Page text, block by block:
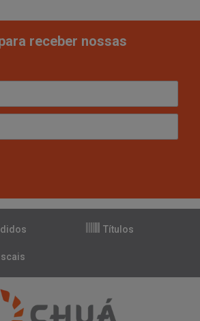
receber nossas
Títulos